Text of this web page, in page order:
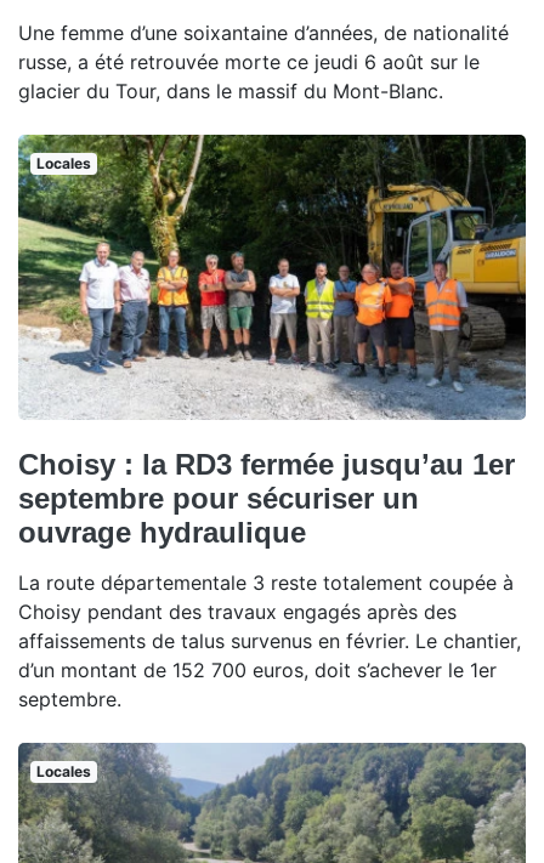
Une femme d’une soixantaine d’années, de nationalité
russe, a été retrouvée morte ce jeudi 6 août sur le
glacier du Tour, dans le massif du Mont-Blanc.
Locales
Choisy : la RD3 fermée jusqu’au 1er
septembre pour sécuriser un
ouvrage hydraulique
La route départementale 3 reste totalement coupée à
Choisy pendant des travaux engagés après des
affaissements de talus survenus en février. Le chantier,
d’un montant de 152 700 euros, doit s’achever le 1er
septembre.
Locales